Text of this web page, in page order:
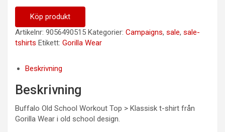
Köp produkt
Artikelnr: 9056490515 Kategorier: Campaigns, sale, sale-
tshirts Etikett: Gorilla Wear
Beskrivning
Beskrivning
Buffalo Old School Workout Top > Klassisk t-shirt från
Gorilla Wear i old school design.